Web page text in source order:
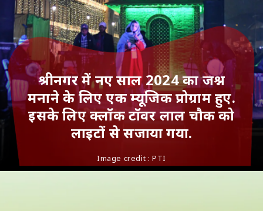
Image credit : PTI
श्रीनगर में नए साल 2024 का जश्न
मनाने के लिए एक म्‍यूजिक प्रोग्राम हुए.
इसके लिए क्लॉक टॉवर लाल चौक को
लाइटों से सजाया गया.